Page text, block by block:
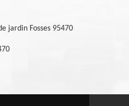
jardin Fosses 95470